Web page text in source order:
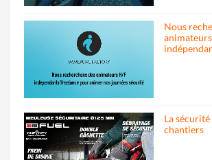
Nous
La
chantiers